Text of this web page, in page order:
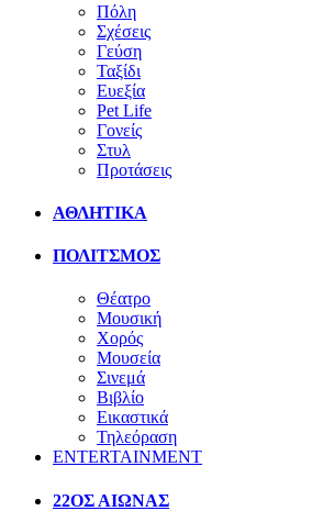
Πόλη
Σχέσεις
Γεύση
Ταξίδι
Ευεξία
Pet Life
Γονείς
Στυλ
Προτάσεις
ΑΘΛΗΤΙΚΑ
ΠΟΛΙΤΣΜΟΣ
Θέατρο
Μουσική
Χορός
Μουσεία
Σινεμά
Βιβλίο
Εικαστικά
Τηλεόραση
ENTERTAINMENT
22ΟΣ ΑΙΩΝΑΣ